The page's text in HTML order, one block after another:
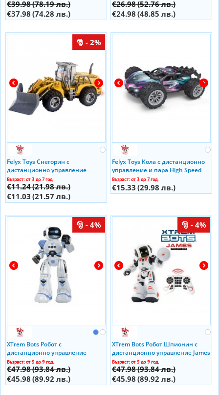
€39.98(78.19 лв.)
€37.98 (74.28 лв.)
€26.98(52.76 лв.)
€24.98 (48.85 лв.)
- 2%
Felyx Toys Снегорин с
дистанционно управление
Engineering Vehicle Radio/C
2011F190 Ibizo
Възраст: от 3 до 7 год.
€11.24(21.98 лв.)
€11.03 (21.57 лв.)
Felyx Toys Кола с дистанционно
управление и пара High Speed
Off-Road 2305F0006 Ibizo
Възраст: от 3 до 7 год.
€15.33 (29.98 лв.)
- 4%
XTrem Bots Робот с
дистанционно управление
Robbie XT3803272
Възраст: от 5 до 9 год.
€47.98(93.84 лв.)
€45.98 (89.92 лв.)
- 4%
XTrem Bots Робот Шпионин с
дистанционно управление James
XT3803084
Възраст: от 5 до 9 год.
€47.98(93.84 лв.)
€45.98 (89.92 лв.)